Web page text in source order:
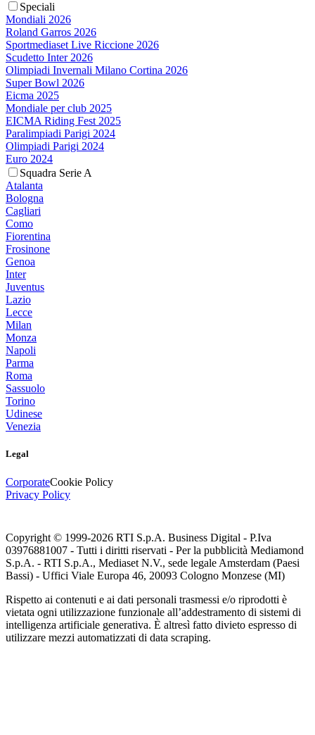
Speciali
Mondiali 2026
Roland Garros 2026
Sportmediaset Live Riccione 2026
Scudetto Inter 2026
Olimpiadi Invernali Milano Cortina 2026
Super Bowl 2026
Eicma 2025
Mondiale per club 2025
EICMA Riding Fest 2025
Paralimpiadi Parigi 2024
Olimpiadi Parigi 2024
Euro 2024
Squadra Serie A
Atalanta
Bologna
Cagliari
Como
Fiorentina
Frosinone
Genoa
Inter
Juventus
Lazio
Lecce
Milan
Monza
Napoli
Parma
Roma
Sassuolo
Torino
Udinese
Venezia
Legal
CorporateCookie Policy
Privacy Policy
Copyright © 1999-2026 RTI S.p.A. Business Digital - P.Iva
03976881007 - Tutti i diritti riservati - Per la pubblicità Mediamond
S.p.A. - RTI S.p.A., Mediaset N.V., sede legale Amsterdam (Paesi
Bassi) - Uffici Viale Europa 46, 20093 Cologno Monzese (MI)
Rispetto ai contenuti e ai dati personali trasmessi e/o riprodotti è
vietata ogni utilizzazione funzionale all’addestramento di sistemi di
intelligenza artificiale generativa. È altresì fatto divieto espresso di
utilizzare mezzi automatizzati di data scraping.